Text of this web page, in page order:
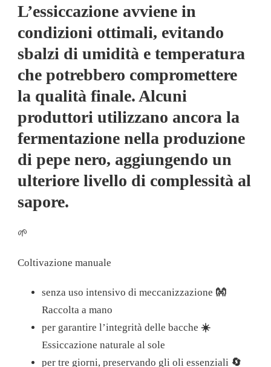
L’essiccazione avviene in
condizioni ottimali, evitando
sbalzi di umidità e temperatura
che potrebbero compromettere
la qualità finale. Alcuni
produttori utilizzano ancora la
fermentazione nella produzione
di pepe nero, aggiungendo un
ulteriore livello di complessità al
sapore.
🌱
Coltivazione manuale
senza uso intensivo di meccanizzazione 👐
Raccolta a mano
per garantire l’integrità delle bacche ☀️
Essiccazione naturale al sole
per tre giorni, preservando gli oli essenziali 🔄